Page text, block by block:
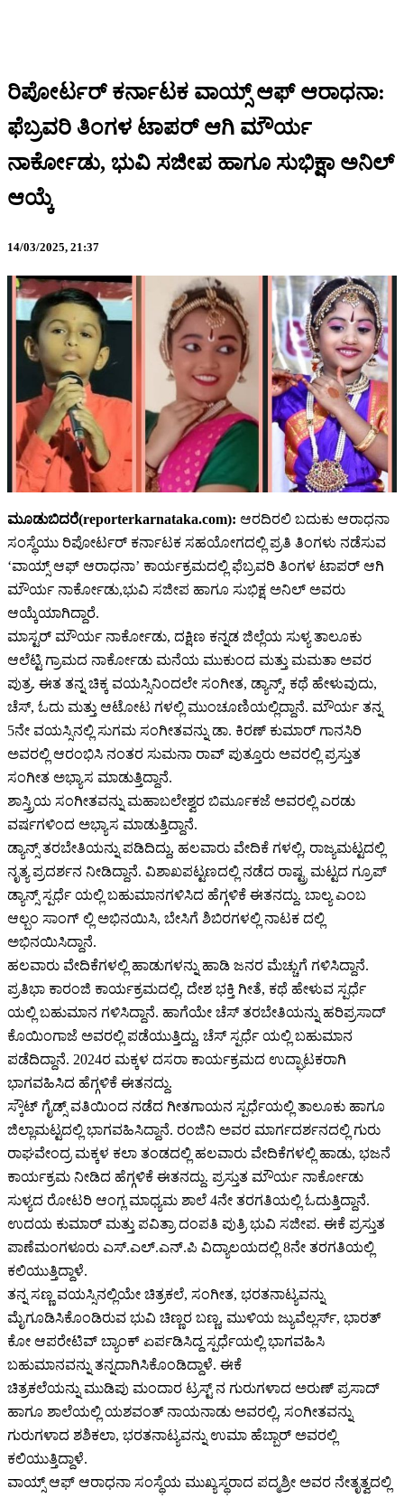
ರಿಪೋರ್ಟರ್ ಕರ್ನಾಟಕ ವಾಯ್ಸ್ ಆಫ್ ಆರಾಧನಾ:
ಫೆಬ್ರವರಿ ತಿಂಗಳ ಟಾಪರ್ ಆಗಿ ಮೌರ್ಯ
ನಾರ್ಕೋಡು, ಭುವಿ ಸಜೀಪ ಹಾಗೂ ಸುಭಿಕ್ಷಾ ಅನಿಲ್
ಆಯ್ಕೆ
14/03/2025, 21:37
ಮೂಡುಬಿದರೆ(reporterkarnataka.com): ಆರದಿರಲಿ ಬದುಕು ಆರಾಧನಾ
ಸಂಸ್ಥೆಯು ರಿಪೋರ್ಟರ್ ಕರ್ನಾಟಕ ಸಹಯೋಗದಲ್ಲಿ ಪ್ರತಿ ತಿಂಗಳು ನಡೆಸುವ
‘ವಾಯ್ಸ್ ಆಫ್ ಆರಾಧನಾ’ ಕಾರ್ಯಕ್ರಮದಲ್ಲಿ ಫೆಬ್ರವರಿ ತಿಂಗಳ ಟಾಪರ್ ಆಗಿ
ಮೌರ್ಯ ನಾರ್ಕೋಡು,ಭುವಿ ಸಜೀಪ ಹಾಗೂ ಸುಭಿಕ್ಷ ಅನಿಲ್ ಅವರು
ಆಯ್ಕೆಯಾಗಿದ್ದಾರೆ.
ಮಾಸ್ಟರ್ ಮೌರ್ಯ ನಾರ್ಕೋಡು, ದಕ್ಷಿಣ ಕನ್ನಡ ಜಿಲ್ಲೆಯ ಸುಳ್ಯ ತಾಲೂಕು
ಆಲೆಟ್ಟಿ ಗ್ರಾಮದ ನಾರ್ಕೋಡು ಮನೆಯ ಮುಕುಂದ ಮತ್ತು ಮಮತಾ ಅವರ
ಪುತ್ರ. ಈತ ತನ್ನ ಚಿಕ್ಕ ವಯಸ್ಸಿನಿಂದಲೇ ಸಂಗೀತ, ಡ್ಯಾನ್ಸ್, ಕಥೆ ಹೇಳುವುದು,
ಚೆಸ್, ಓದು ಮತ್ತು ಆಟೋಟ ಗಳಲ್ಲಿ ಮುಂಚೂಣಿಯಲ್ಲಿದ್ದಾನೆ. ಮೌರ್ಯ ತನ್ನ
5ನೇ ವಯಸ್ಸಿನಲ್ಲಿ ಸುಗಮ ಸಂಗೀತವನ್ನು ಡಾ. ಕಿರಣ್ ಕುಮಾರ್ ಗಾನಸಿರಿ
ಅವರಲ್ಲಿ ಆರಂಭಿಸಿ ನಂತರ ಸುಮನಾ ರಾವ್ ಪುತ್ತೂರು ಅವರಲ್ಲಿ ಪ್ರಸ್ತುತ
ಸಂಗೀತ ಅಭ್ಯಾಸ ಮಾಡುತ್ತಿದ್ದಾನೆ.
ಶಾಸ್ತ್ರಿಯ ಸಂಗೀತವನ್ನು ಮಹಾಬಲೇಶ್ವರ ಬಿರ್ಮೂಕಜೆ ಅವರಲ್ಲಿ ಎರಡು
ವರ್ಷಗಳಿಂದ ಅಭ್ಯಾಸ ಮಾಡುತ್ತಿದ್ದಾನೆ.
ಡ್ಯಾನ್ಸ್ ತರಬೇತಿಯನ್ನು ಪಡಿದಿದ್ದು, ಹಲವಾರು ವೇದಿಕೆ ಗಳಲ್ಲಿ, ರಾಜ್ಯಮಟ್ಟದಲ್ಲಿ
ನೃತ್ಯ ಪ್ರದರ್ಶನ ನೀಡಿದ್ದಾನೆ. ವಿಶಾಖಪಟ್ಟಣದಲ್ಲಿ ನಡೆದ ರಾಷ್ಟ್ರ ಮಟ್ಟದ ಗ್ರೂಪ್
ಡ್ಯಾನ್ಸ್ ಸ್ಪರ್ಧೆ ಯಲ್ಲಿ ಬಹುಮಾನಗಳಿಸಿದ ಹೆಗ್ಗಳಿಕೆ ಈತನದ್ದು. ಬಾಲ್ಯ ಎಂಬ
ಆಲ್ಬಂ ಸಾಂಗ್ ಲ್ಲಿ ಅಭಿನಯಿಸಿ, ಬೇಸಿಗೆ ಶಿಬಿರಗಳಲ್ಲಿ ನಾಟಕ ದಲ್ಲಿ
ಅಭಿನಯಿಸಿದ್ದಾನೆ.
ಹಲವಾರು ವೇದಿಕೆಗಳಲ್ಲಿ ಹಾಡುಗಳನ್ನು ಹಾಡಿ ಜನರ ಮೆಚ್ಚುಗೆ ಗಳಿಸಿದ್ದಾನೆ.
ಪ್ರತಿಭಾ ಕಾರಂಜಿ ಕಾರ್ಯಕ್ರಮದಲ್ಲಿ, ದೇಶ ಭಕ್ತಿ ಗೀತೆ, ಕಥೆ ಹೇಳುವ ಸ್ಪರ್ಧೆ
ಯಲ್ಲಿ ಬಹುಮಾನ ಗಳಿಸಿದ್ದಾನೆ. ಹಾಗೆಯೇ ಚೆಸ್ ತರಬೇತಿಯನ್ನು ಹರಿಪ್ರಸಾದ್
ಕೊಯಿಂಗಾಜೆ ಅವರಲ್ಲಿ ಪಡೆಯುತ್ತಿದ್ದು, ಚೆಸ್ ಸ್ಪರ್ಧೆ ಯಲ್ಲಿ ಬಹುಮಾನ
ಪಡೆದಿದ್ದಾನೆ. 2024ರ ಮಕ್ಕಳ ದಸರಾ ಕಾರ್ಯಕ್ರಮದ ಉದ್ಘಾಟಕರಾಗಿ
ಭಾಗವಹಿಸಿದ ಹೆಗ್ಗಳಿಕೆ ಈತನದ್ದು.
ಸ್ಕೌಟ್ ಗೈಡ್ಸ್ ವತಿಯಿಂದ ನಡೆದ ಗೀತಗಾಯನ ಸ್ಪರ್ಧೆಯಲ್ಲಿ ತಾಲೂಕು ಹಾಗೂ
ಜಿಲ್ಲಾಮಟ್ಟದಲ್ಲಿ ಭಾಗವಹಿಸಿದ್ದಾನೆ. ರಂಜಿನಿ ಅವರ ಮಾರ್ಗದರ್ಶನದಲ್ಲಿ ಗುರು
ರಾಘವೇಂದ್ರ ಮಕ್ಕಳ ಕಲಾ ತಂಡದಲ್ಲಿ ಹಲವಾರು ವೇದಿಕೆಗಳಲ್ಲಿ ಹಾಡು, ಭಜನೆ
ಕಾರ್ಯಕ್ರಮ ನೀಡಿದ ಹೆಗ್ಗಳಿಕೆ ಈತನದ್ದು. ಪ್ರಸ್ತುತ ಮೌರ್ಯ ನಾರ್ಕೋಡು
ಸುಳ್ಯದ ರೋಟರಿ ಆಂಗ್ಲ ಮಾಧ್ಯಮ ಶಾಲೆ 4ನೇ ತರಗತಿಯಲ್ಲಿ ಓದುತ್ತಿದ್ದಾನೆ.
ಉದಯ ಕುಮಾರ್ ಮತ್ತು ಪವಿತ್ರಾ ದಂಪತಿ ಪುತ್ರಿ ಭುವಿ ಸಜೀಪ. ಈಕೆ ಪ್ರಸ್ತುತ
ಪಾಣೆಮಂಗಳೂರು ಎಸ್.ಎಲ್.ಎನ್.ಪಿ ವಿದ್ಯಾಲಯದಲ್ಲಿ 8ನೇ ತರಗತಿಯಲ್ಲಿ
ಕಲಿಯುತ್ತಿದ್ದಾಳೆ.
ತನ್ನ ಸಣ್ಣ ವಯಸ್ಸಿನಲ್ಲಿಯೇ ಚಿತ್ರಕಲೆ, ಸಂಗೀತ, ಭರತನಾಟ್ಯವನ್ನು
ಮೈಗೂಡಿಸಿಕೊಂಡಿರುವ ಭುವಿ ಚಿಣ್ಣರ ಬಣ್ಣ, ಮುಳಿಯ ಜ್ಯುವೆಲ್ಲರ್ಸ್, ಭಾರತ್
ಕೋ ಆಪರೇಟಿವ್ ಬ್ಯಾಂಕ್ ಏರ್ಪಡಿಸಿದ್ದ ಸ್ಪರ್ಧೆಯಲ್ಲಿ ಭಾಗವಹಿಸಿ
ಬಹುಮಾನವನ್ನು ತನ್ನದಾಗಿಸಿಕೊಂಡಿದ್ದಾಳೆ. ಈಕೆ
ಚಿತ್ರಕಲೆಯನ್ನು ಮುಡಿಪು ಮಂದಾರ ಟ್ರಸ್ಟ್ ನ ಗುರುಗಳಾದ ಅರುಣ್ ಪ್ರಸಾದ್
ಹಾಗೂ ಶಾಲೆಯಲ್ಲಿ ಯಶವಂತ್ ನಾಯನಾಡು ಅವರಲ್ಲಿ, ಸಂಗೀತವನ್ನು
ಗುರುಗಳಾದ ಶಶಿಕಲಾ, ಭರತನಾಟ್ಯವನ್ನು ಉಮಾ ಹೆಬ್ಬಾರ್ ಅವರಲ್ಲಿ
ಕಲಿಯುತ್ತಿದ್ದಾಳೆ.
ವಾಯ್ಸ್ ಆಫ್ ಆರಾಧನಾ ಸಂಸ್ಥೆಯ ಮುಖ್ಯಸ್ಥರಾದ ಪದ್ಮಶ್ರೀ ಅವರ ನೇತೃತ್ವದಲ್ಲಿ